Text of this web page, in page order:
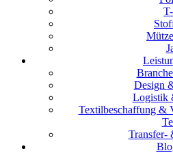
Design
Logistik
Textilbeschaffung &
Transfer-